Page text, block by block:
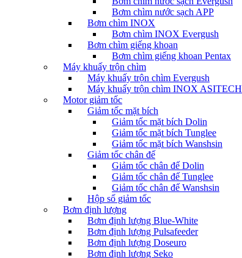
Bơm chìm nước sạch APP
Bơm chìm INOX
Bơm chìm INOX Evergush
Bơm chìm giếng khoan
Bơm chìm giếng khoan Pentax
Máy khuấy trộn chìm
Máy khuấy trộn chìm Evergush
Máy khuấy trộn chìm INOX ASITECH
Motor giảm tốc
Giảm tốc mặt bích
Giảm tốc mặt bích Dolin
Giảm tốc mặt bích Tunglee
Giảm tốc mặt bích Wanshsin
Giảm tốc chân đế
Giảm tốc chân đế Dolin
Giảm tốc chân đế Tunglee
Giảm tốc chân đế Wanshsin
Hộp số giảm tốc
Bơm định lượng
Bơm định lượng Blue-White
Bơm định lượng Pulsafeeder
Bơm định lượng Doseuro
Bơm định lượng Seko